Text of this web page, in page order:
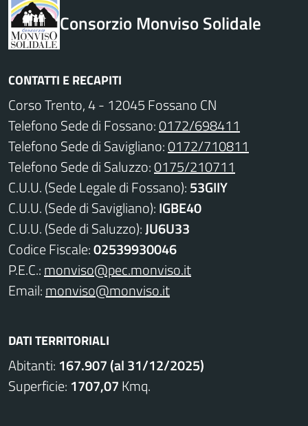
Consorzio Monviso Solidale
CONTATTI E RECAPITI
Corso Trento, 4 - 12045 Fossano CN
Telefono Sede di Fossano:0172/698411
Telefono Sede di Savigliano:0172/710811
Telefono Sede di Saluzzo:0175/210711
C.U.U. (Sede Legale di Fossano):53GIIY
C.U.U. (Sede di Savigliano):IGBE40
C.U.U. (Sede di Saluzzo):JU6U33
Codice Fiscale:02539930046
P.E.C.:monviso@pec.monviso.it
Email:monviso@monviso.it
DATI TERRITORIALI
Abitanti: 167.907 (al 31/12/2025)
Superficie: 1707,07Kmq.